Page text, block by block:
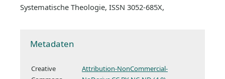
Systematische Theologie, ISSN 3052-685X,
Metadaten
Creative
Attribution-NonCommercial-